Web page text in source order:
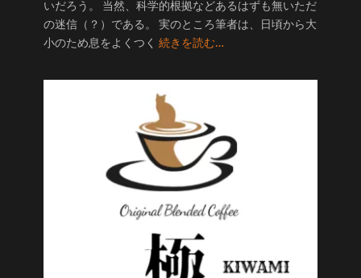
いだろう。 当然、科学的根拠などあるはずも無いただ
の迷信（？）である。 実のところ筆者は、日頃から大
小のため息をよくつく 続きを読む…